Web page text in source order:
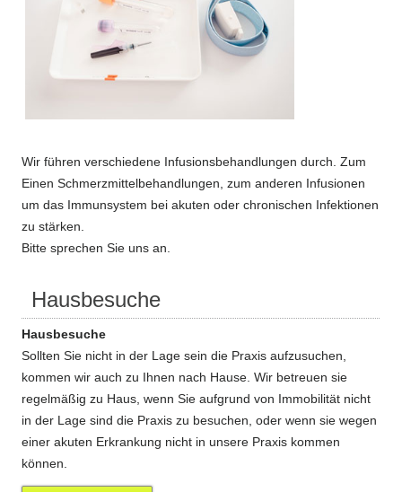
Wir führen verschiedene Infusionsbehandlungen durch. Zum
Einen Schmerzmittelbehandlungen, zum anderen Infusionen
um das Immunsystem bei akuten oder chronischen Infektionen
zu stärken.
Bitte sprechen Sie uns an.
Hausbesuche
Hausbesuche
Sollten Sie nicht in der Lage sein die Praxis aufzusuchen,
kommen wir auch zu Ihnen nach Hause. Wir betreuen sie
regelmäßig zu Haus, wenn Sie aufgrund von Immobilität nicht
in der Lage sind die Praxis zu besuchen, oder wenn sie wegen
einer akuten Erkrankung nicht in unsere Praxis kommen
können.